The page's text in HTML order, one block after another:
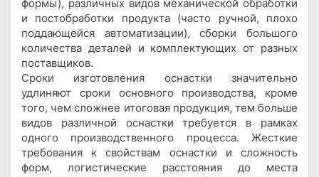
формы), различных видов механической обработки
и постобработки продукта (часто ручной, плохо
поддающейся автоматизации), сборки большого
количества деталей и комплектующих от разных
поставщиков.
Сроки изготовления оснастки значительно
удлиняют сроки основного производства, кроме
того, чем сложнее итоговая продукция, тем больше
видов различной оснастки требуется в рамках
одного производственного процесса. Жесткие
требования к свойствам оснастки и сложность
форм, логистические расстояния до места